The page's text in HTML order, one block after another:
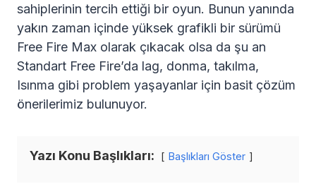
sahiplerinin tercih ettiği bir oyun. Bunun yanında
yakın zaman içinde yüksek grafikli bir sürümü
Free Fire Max olarak çıkacak olsa da şu an
Standart Free Fire’da lag, donma, takılma,
Isınma gibi problem yaşayanlar için basit çözüm
önerilerimiz bulunuyor.
Yazı Konu Başlıkları: Başlıkları Göster